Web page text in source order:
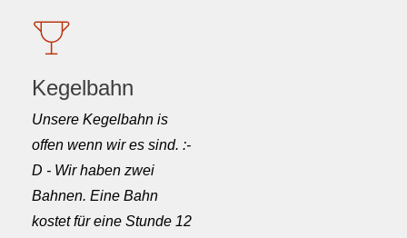
Kegelbahn
Unsere Kegelbahn is
offen wenn wir es sind. :-
D - Wir haben zwei
Bahnen. Eine Bahn
kostet für eine Stunde 12